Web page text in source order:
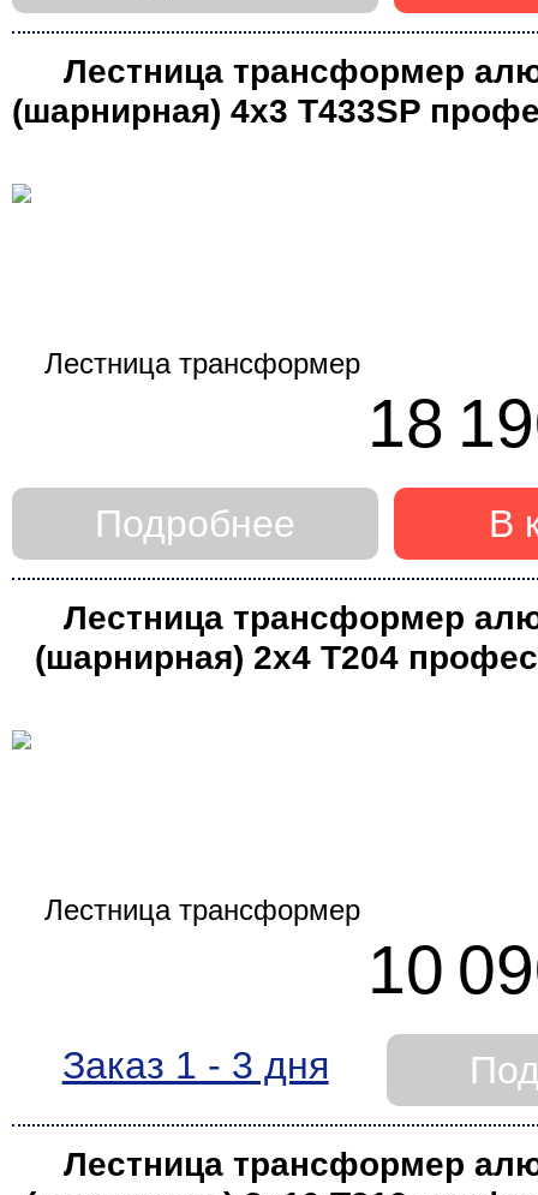
Лестница трансформер
(шарнирная) 4х3 T433SP
18
В
Подробнее
Лестница трансформер
(шарнирная) 2х4 T204
10
Заказ 1 - 3 дня
Лестница трансформер